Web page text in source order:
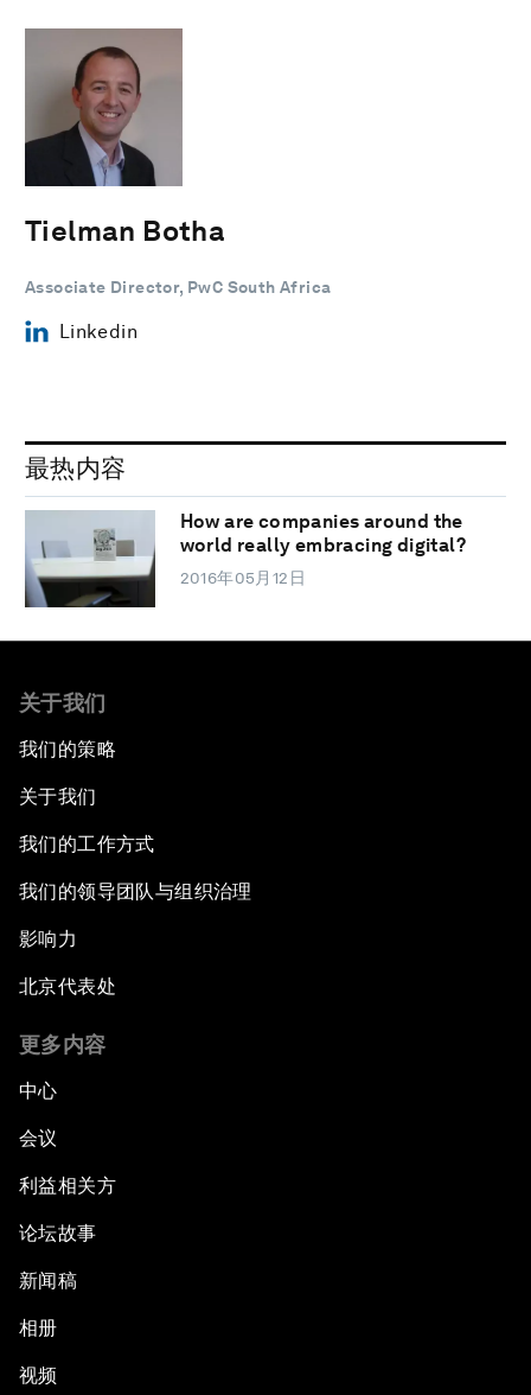
Tielman Botha
Associate Director, PwC South Africa
Linkedin
最热内容
How are companies around the
world really embracing digital?
2016年05月12日
关于我们
我们的策略
关于我们
我们的工作方式
我们的领导团队与组织治理
影响力
北京代表处
更多内容
中心
会议
利益相关方
论坛故事
新闻稿
相册
视频